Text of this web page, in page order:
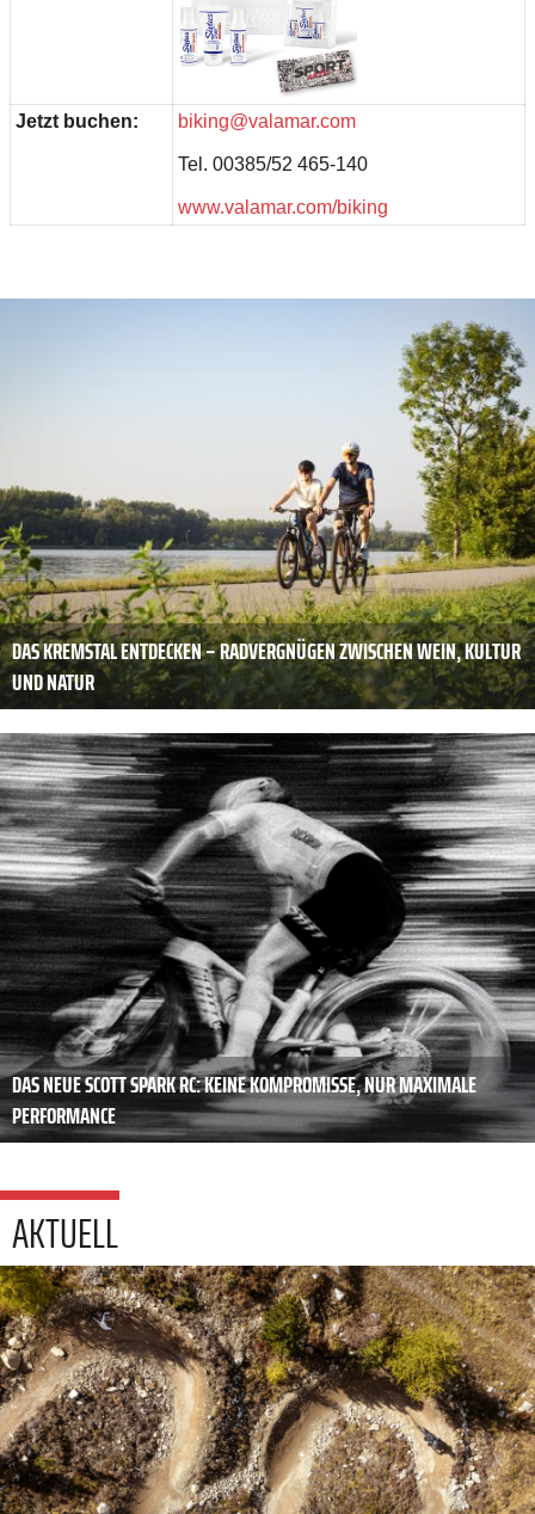
Jetzt buchen: biking@valamar.com
Tel. 00385/52 465-140
www.valamar.com/biking
DAS KREMSTAL ENTDECKEN – RADVERGNÜGEN ZWISCHEN WEIN, KULTUR
UND NATUR
DAS NEUE SCOTT SPARK RC: KEINE KOMPROMISSE, NUR MAXIMALE
PERFORMANCE
AKTUELL